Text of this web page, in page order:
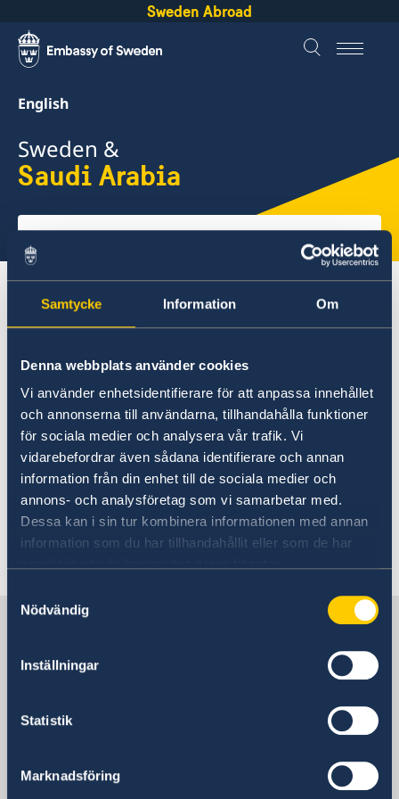
Samtycke Information Om
Denna webbplats använder cookies
Vi använder enhetsidentifierare för att anpassa innehållet
och annonserna till användarna, tillhandahålla funktioner
för sociala medier och analysera vår trafik. Vi
vidarebefordrar även sådana identifierare och annan
information från din enhet till de sociala medier och
annons- och analysföretag som vi samarbetar med.
Dessa kan i sin tur kombinera informationen med annan
information som du har tillhandahållit eller som de har
Nödvändig
Inställningar
Statistik
Marknadsföring
Sweden Abroad
English
Sweden &
Saudi Arabia
Select
here
Saudi Arabia
Going to Sweden?
Visit Sweden for up to 90 days
Fees
Appeals
Beware of false agents
Entry/Exit System (EES)
Moving to someone in Sweden
Working in Sweden
Studying in Sweden
Frequently asked questions
Visit Sweden for more than 90 days
Processing of personal data
Going to Sweden
Here you can find information on how
and when to approach the Embassy
regarding Schengen visas and other
migration matters.
Sweden in Saudi Arabia